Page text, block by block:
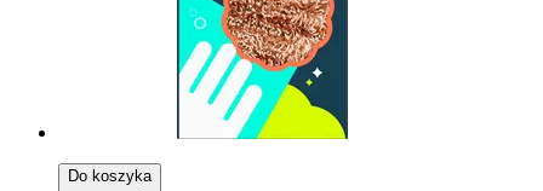
Do koszyka